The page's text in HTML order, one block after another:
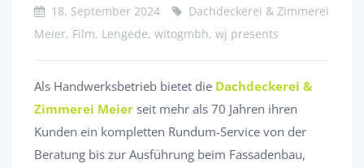
18. September 2024
Dachdeckerei & Zimmerei
Meier, Film, Lengede, witogmbh, wj presents
Als Handwerksbetrieb bietet die Dachdeckerei &
Zimmerei Meier seit mehr als 70 Jahren ihren
Kunden ein kompletten Rundum-Service von der
Beratung bis zur Ausführung beim Fassadenbau,